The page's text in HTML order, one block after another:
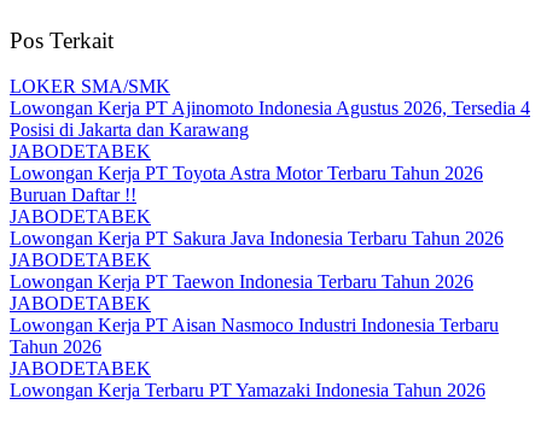
Pos Terkait
LOKER SMA/SMK
Lowongan Kerja PT Ajinomoto Indonesia Agustus 2026, Tersedia 4
Posisi di Jakarta dan Karawang
JABODETABEK
Lowongan Kerja PT Toyota Astra Motor Terbaru Tahun 2026
Buruan Daftar !!
JABODETABEK
Lowongan Kerja PT Sakura Java Indonesia Terbaru Tahun 2026
JABODETABEK
Lowongan Kerja PT Taewon Indonesia Terbaru Tahun 2026
JABODETABEK
Lowongan Kerja PT Aisan Nasmoco Industri Indonesia Terbaru
Tahun 2026
JABODETABEK
Lowongan Kerja Terbaru PT Yamazaki Indonesia Tahun 2026